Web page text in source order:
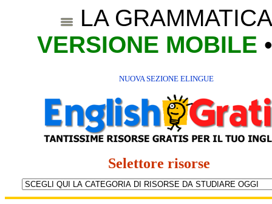
LA
VERSIONE MOBILE
NUOVA SEZIONE ELINGUE
Selettore risorse